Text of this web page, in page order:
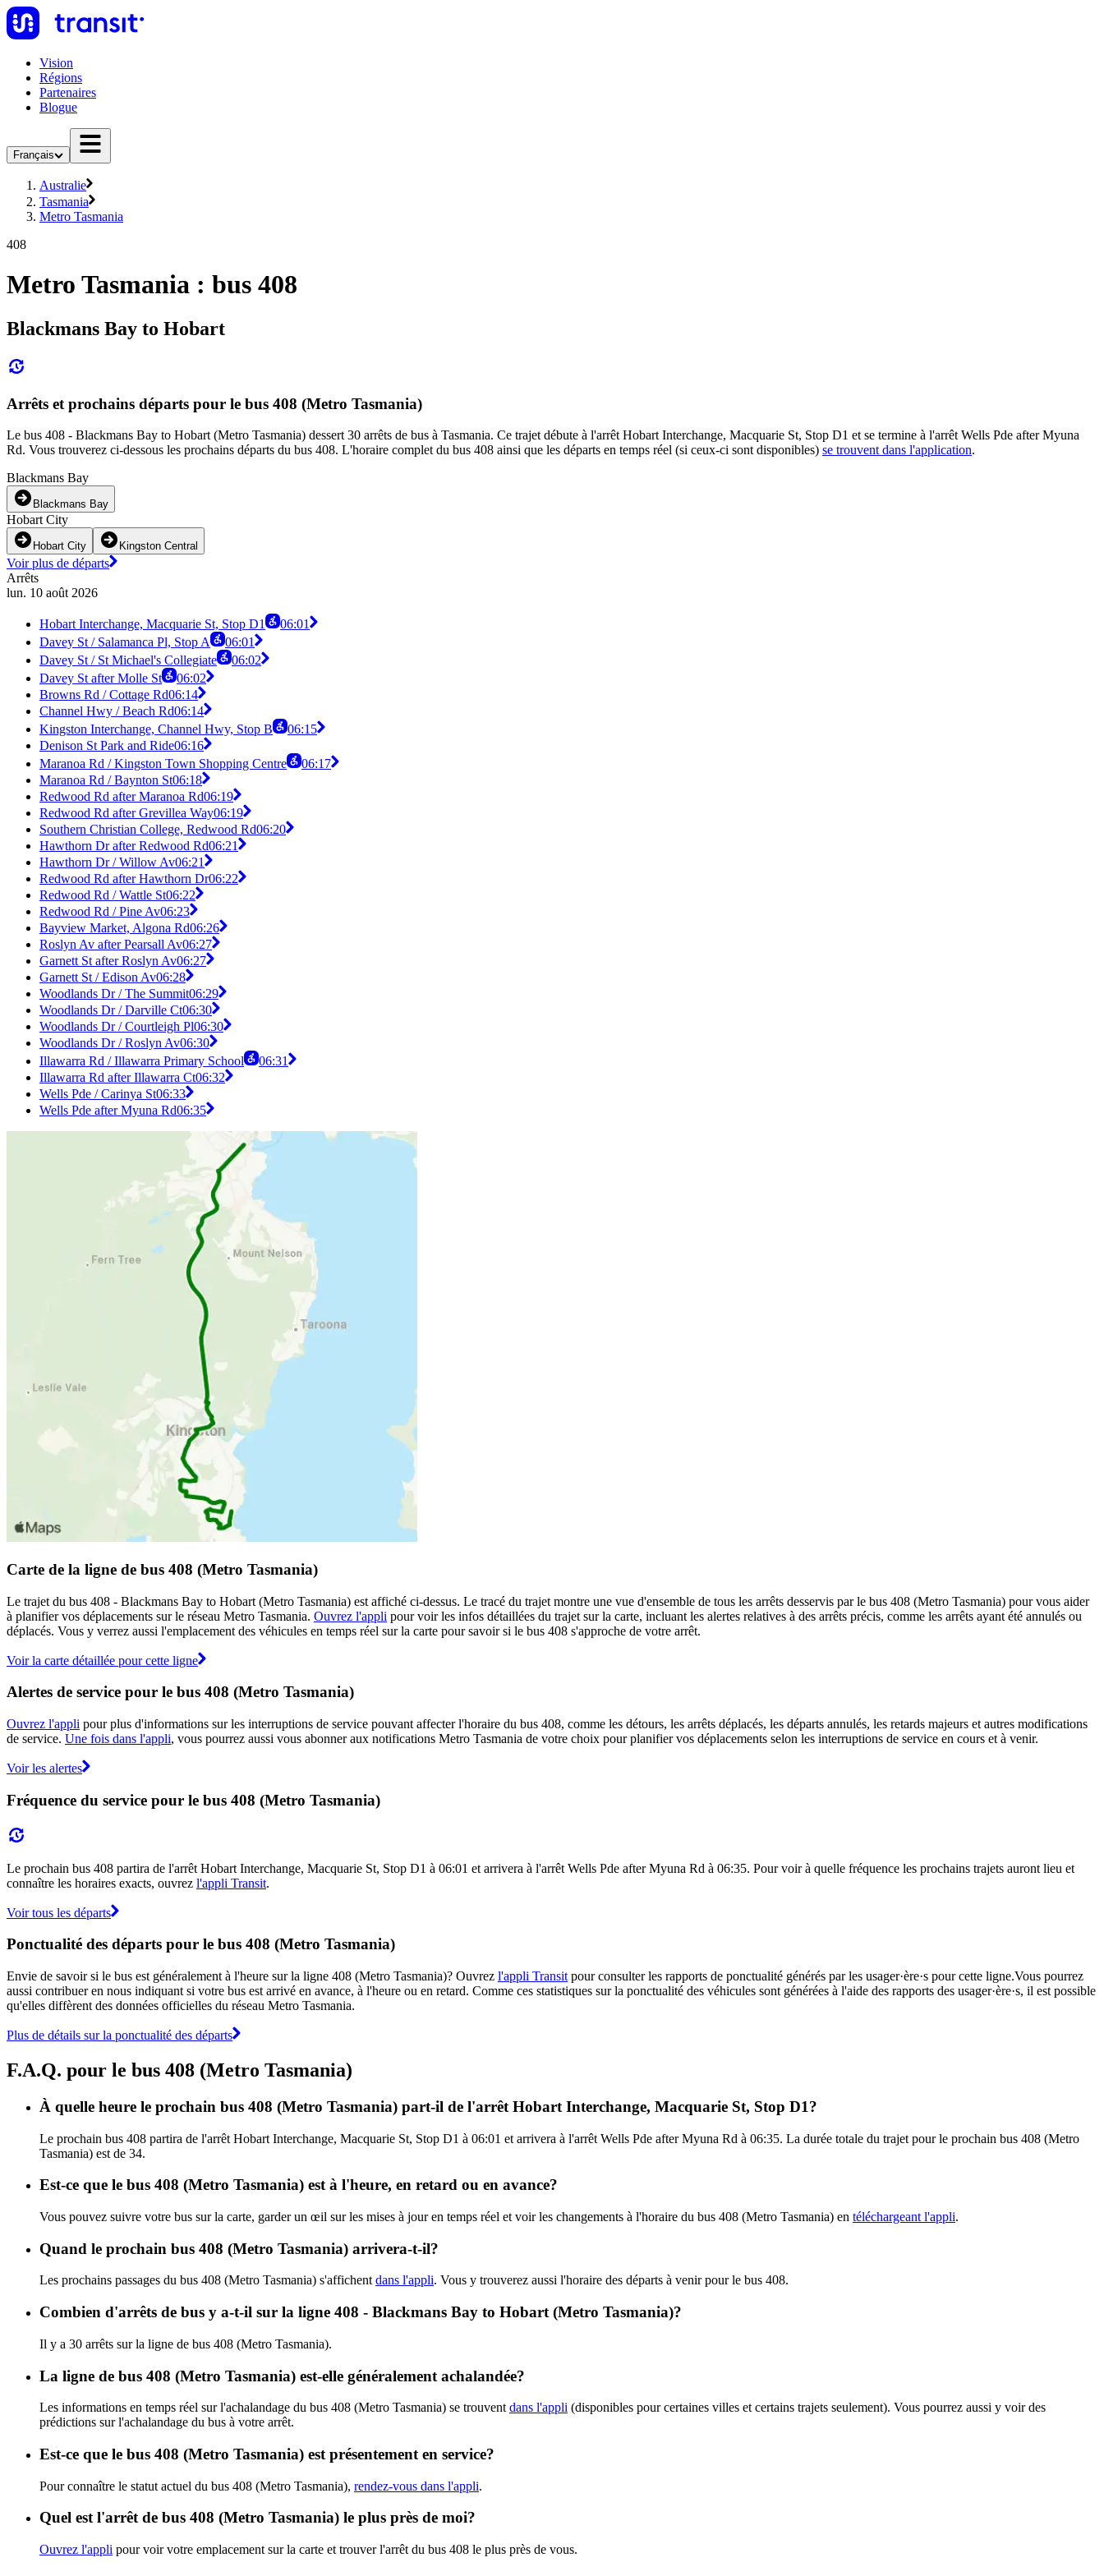
Vision
Régions
Partenaires
Blogue
Français
Australie
Tasmania
Metro Tasmania
408
Metro Tasmania : bus 408
Blackmans Bay to Hobart
Arrêts et prochains départs pour le bus 408 (Metro Tasmania)
Le bus 408 - Blackmans Bay to Hobart (Metro Tasmania) dessert 30 arrêts de bus à Tasmania. Ce trajet débute à l'arrêt Hobart Interchange, Macquarie St, Stop D1 et se termine à l'arrêt Wells Pde after Myuna
Rd. Vous trouverez ci-dessous les prochains départs du bus 408. L'horaire complet du bus 408 ainsi que les départs en temps réel (si ceux-ci sont disponibles) se trouvent dans l'application.
Blackmans Bay
Blackmans Bay
Hobart City
Hobart City Kingston Central
Voir plus de départs
Arrêts
lun. 10 août 2026
Hobart Interchange, Macquarie St, Stop D1
06:01
Davey St / Salamanca Pl, Stop A
06:01
Davey St / St Michael's Collegiate
06:02
Davey St after Molle St
06:02
Browns Rd / Cottage Rd06:14
Channel Hwy / Beach Rd06:14
Kingston Interchange, Channel Hwy, Stop B
06:15
Denison St Park and Ride06:16
Maranoa Rd / Kingston Town Shopping Centre
06:17
Maranoa Rd / Baynton St06:18
Redwood Rd after Maranoa Rd06:19
Redwood Rd after Grevillea Way06:19
Southern Christian College, Redwood Rd06:20
Hawthorn Dr after Redwood Rd06:21
Hawthorn Dr / Willow Av06:21
Redwood Rd after Hawthorn Dr06:22
Redwood Rd / Wattle St06:22
Redwood Rd / Pine Av06:23
Bayview Market, Algona Rd06:26
Roslyn Av after Pearsall Av06:27
Garnett St after Roslyn Av06:27
Garnett St / Edison Av06:28
Woodlands Dr / The Summit06:29
Woodlands Dr / Darville Ct06:30
Woodlands Dr / Courtleigh Pl06:30
Woodlands Dr / Roslyn Av06:30
Illawarra Rd / Illawarra Primary School
06:31
Illawarra Rd after Illawarra Ct06:32
Wells Pde / Carinya St06:33
Wells Pde after Myuna Rd06:35
Carte de la ligne de bus 408 (Metro Tasmania)
Le trajet du bus 408 - Blackmans Bay to Hobart (Metro Tasmania) est affiché ci-dessus. Le tracé du trajet montre une vue d'ensemble de tous les arrêts desservis par le bus 408 (Metro Tasmania) pour vous aider
à planifier vos déplacements sur le réseau Metro Tasmania. Ouvrez l'appli pour voir les infos détaillées du trajet sur la carte, incluant les alertes relatives à des arrêts précis, comme les arrêts ayant été annulés ou
déplacés. Vous y verrez aussi l'emplacement des véhicules en temps réel sur la carte pour savoir si le bus 408 s'approche de votre arrêt.
Voir la carte détaillée pour cette ligne
Alertes de service pour le bus 408 (Metro Tasmania)
Ouvrez l'appli pour plus d'informations sur les interruptions de service pouvant affecter l'horaire du bus 408, comme les détours, les arrêts déplacés, les départs annulés, les retards majeurs et autres modifications
de service. Une fois dans l'appli, vous pourrez aussi vous abonner aux notifications Metro Tasmania de votre choix pour planifier vos déplacements selon les interruptions de service en cours et à venir.
Voir les alertes
Fréquence du service pour le bus 408 (Metro Tasmania)
Le prochain bus 408 partira de l'arrêt Hobart Interchange, Macquarie St, Stop D1 à 06:01 et arrivera à l'arrêt Wells Pde after Myuna Rd à 06:35. Pour voir à quelle fréquence les prochains trajets auront lieu et
connaître les horaires exacts, ouvrez l'appli Transit.
Voir tous les départs
Ponctualité des départs pour le bus 408 (Metro Tasmania)
Envie de savoir si le bus est généralement à l'heure sur la ligne 408 (Metro Tasmania)? Ouvrez l'appli Transit pour consulter les rapports de ponctualité générés par les usager·ère·s pour cette ligne.Vous pourrez
aussi contribuer en nous indiquant si votre bus est arrivé en avance, à l'heure ou en retard. Comme ces statistiques sur la ponctualité des véhicules sont générées à l'aide des rapports des usager·ère·s, il est possible
qu'elles diffèrent des données officielles du réseau Metro Tasmania.
Plus de détails sur la ponctualité des départs
F.A.Q. pour le bus 408 (Metro Tasmania)
À quelle heure le prochain bus 408 (Metro Tasmania) part-il de l'arrêt Hobart Interchange, Macquarie St, Stop D1?
Le prochain bus 408 partira de l'arrêt Hobart Interchange, Macquarie St, Stop D1 à 06:01 et arrivera à l'arrêt Wells Pde after Myuna Rd à 06:35. La durée totale du trajet pour le prochain bus 408 (Metro
Tasmania) est de 34.
Est-ce que le bus 408 (Metro Tasmania) est à l'heure, en retard ou en avance?
Vous pouvez suivre votre bus sur la carte, garder un œil sur les mises à jour en temps réel et voir les changements à l'horaire du bus 408 (Metro Tasmania) en téléchargeant l'appli.
Quand le prochain bus 408 (Metro Tasmania) arrivera-t-il?
Les prochains passages du bus 408 (Metro Tasmania) s'affichent dans l'appli. Vous y trouverez aussi l'horaire des départs à venir pour le bus 408.
Combien d'arrêts de bus y a-t-il sur la ligne 408 - Blackmans Bay to Hobart (Metro Tasmania)?
Il y a 30 arrêts sur la ligne de bus 408 (Metro Tasmania).
La ligne de bus 408 (Metro Tasmania) est-elle généralement achalandée?
Les informations en temps réel sur l'achalandage du bus 408 (Metro Tasmania) se trouvent dans l'appli (disponibles pour certaines villes et certains trajets seulement). Vous pourrez aussi y voir des
prédictions sur l'achalandage du bus à votre arrêt.
Est-ce que le bus 408 (Metro Tasmania) est présentement en service?
Pour connaître le statut actuel du bus 408 (Metro Tasmania), rendez-vous dans l'appli.
Quel est l'arrêt de bus 408 (Metro Tasmania) le plus près de moi?
Ouvrez l'appli pour voir votre emplacement sur la carte et trouver l'arrêt du bus 408 le plus près de vous.